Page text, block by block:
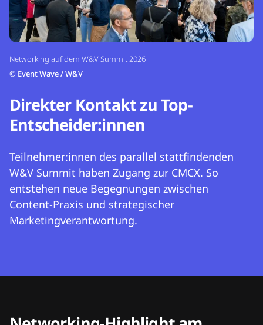
Networking auf dem W&V Summit 2026
© Event Wave / W&V
Direkter Kontakt zu Top-
Entscheider:innen
Teilnehmer:innen des parallel stattfindenden
W&V Summit haben Zugang zur CMCX. So
entstehen neue Begegnungen zwischen
Content-Praxis und strategischer
Marketingverantwortung.